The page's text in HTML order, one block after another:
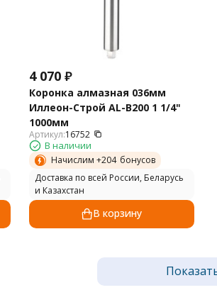
4 070 ₽
Коронка алмазная 036мм
Иллеон-Строй AL-B200 1 1/4"
1000мм
Артикул:16752
В наличии
Начислим +204 бонусов
Доставка по всей России, Беларусь
и Казахстан
В корзину